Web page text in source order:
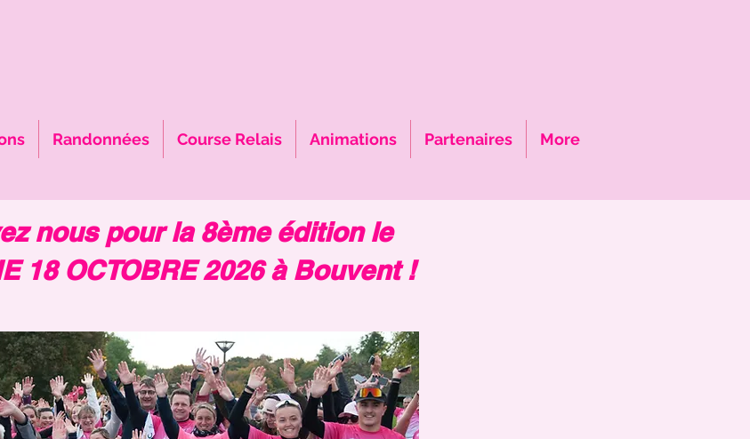
Randonnées Course Relais Animations Partenaires More
nous pour la 8ème édition le
18 OCTOBRE 2026 à Bouvent !